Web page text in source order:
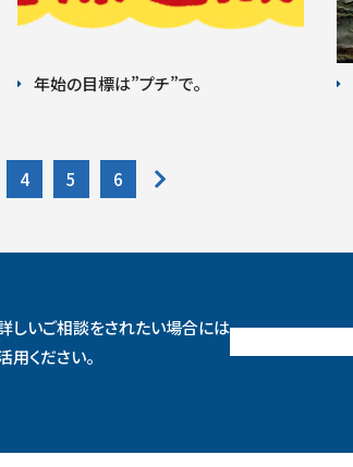
年始の目標は”プチ”で。
4 5 6
しいご相談をされたい場合には
ください。